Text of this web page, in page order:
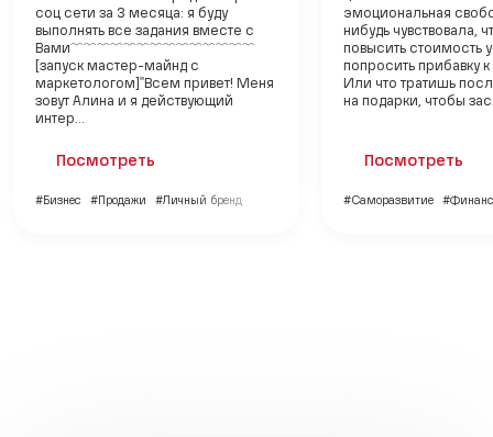
соц сети за 3 месяца: я буду
выполнять все задания вместе с
Вами﹌︎﹌︎﹌︎﹌︎﹌︎﹌︎﹌︎﹌︎﹌︎︎﹌︎﹌︎﹌︎﹌︎﹌︎
[запуск мастер-майнд с
маркетологом]"Всем привет! Меня
зовут Алина и я действующий
интер...
Посмотреть
#Бизнес #Продажи #Личный бренд
эмоциональная
нибудь чувствовала,
повысить стоимость
попросить прибавку к
Или что тратишь
на подарки, чтобы
Посмотреть
#Саморазвитие